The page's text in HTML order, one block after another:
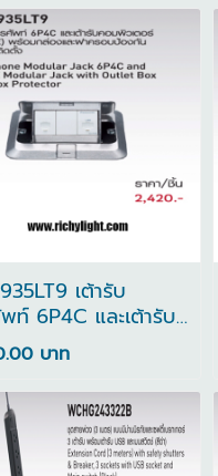
เต้ารับ
ท์ 6P4C และเต้ารับ
เตอร์ (CAT5E)
ล่องและฝาครอบ
น
บาท